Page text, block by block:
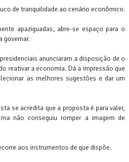
de tranquilidade ao cenário econômico.
apaziguadas, abre-se espaço para o
governar.
anunciaram a disposição de o
reativar a economia. Dá a impressão que
as melhores sugestões e dar um
se acredita que a proposta é para valer,
não conseguiu romper a imagem de
aos instrumentos de que dispõe.